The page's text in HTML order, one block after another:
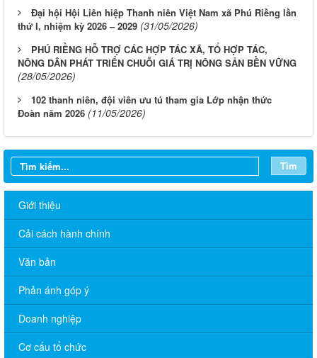
Đại hội Hội Liên hiệp Thanh niên Việt Nam xã Phú Riềng lần
thứ I, nhiệm kỳ 2026 – 2029 (31/05/2026)
PHÚ RIỀNG HỖ TRỢ CÁC HỢP TÁC XÃ, TỔ HỢP TÁC,
NÔNG DÂN PHÁT TRIỂN CHUỖI GIÁ TRỊ NÔNG SẢN BỀN VỮNG
(28/05/2026)
102 thanh niên, đội viên ưu tú tham gia Lớp nhận thức
Đoàn năm 2026 (11/05/2026)
Tìm
Giới thiệu
Cải cách hành chính
Văn bản
Phản ánh góp ý
Doanh nghiệp
Cơ cấu tổ chức